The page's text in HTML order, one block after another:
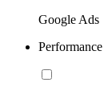
Google Ads
Performance